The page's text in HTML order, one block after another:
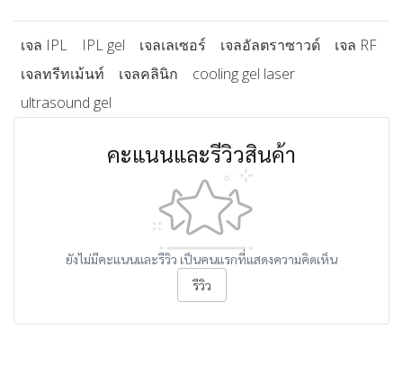
เจล IPL IPL gel เจลเลเซอร์ เจลอัลตราซาวด์
เจล RF
เจลทรีทเม้นท์
เจลคลินิก
cooling gel laser
ultrasound gel
คะแนนและรีวิวสินค้า
ยังไม่มีคะแนนและรีวิว เป็นคนแรกที่แสดงความคิดเห็น
รีวิว